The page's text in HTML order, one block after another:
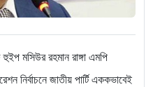
হুইপ মসিউর রহমান রাঙ্গা এমপি
নির্বাচনে জাতীয় পার্টি এককভাবেই